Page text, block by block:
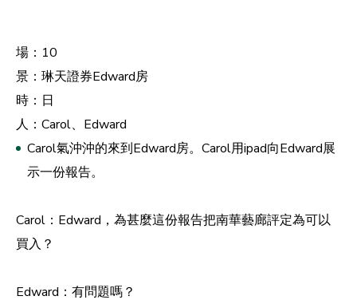
場：10
景：琳天證券Edward房
時：日
人：Carol、Edward
Carol氣沖沖的來到Edward房。Carol用ipad向Edward展
示一份報告。
Carol：Edward，為甚麼這份報告把南華藝廊評定為可以
買入？
Edward：有問題嗎？